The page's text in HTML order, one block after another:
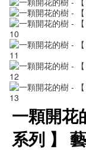
一顆開花
系列 】